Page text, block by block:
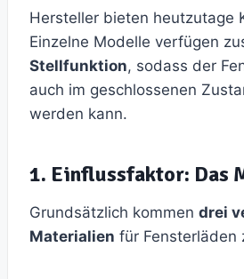
Hersteller bieten heutzutage
Einzelne Modelle verfügen
Stellfunktion, sodass der
auch im geschlossenen
werden kann.
1. Einflussfaktor: Das
Grundsätzlich kommen drei
Materialien für Fensterläden